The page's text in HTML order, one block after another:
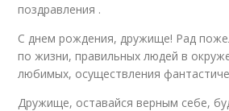
поздравления .
С днем рождения, дружище! Рад
по жизни, правильных людей в
любимых, осуществления
Дружище, оставайся верным себе,